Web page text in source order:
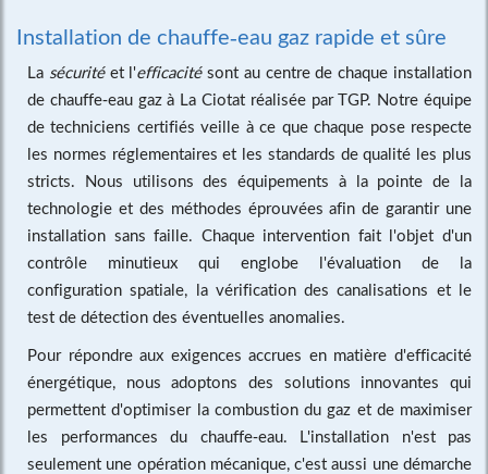
Installation de chauffe-eau gaz rapide et sûre
La sécuritéet l'efficacitésont au centre de chaque installation
de chauffe-eau gaz à La Ciotat réalisée par TGP. Notre équipe
de techniciens certifiés veille à ce que chaque pose respecte
les normes réglementaires et les standards de qualité les plus
stricts. Nous utilisons des équipements à la pointe de la
technologie et des méthodes éprouvées afin de garantir une
installation sans faille. Chaque intervention fait l'objet d'un
contrôle minutieux qui englobe l'évaluation de la
configuration spatiale, la vérification des canalisations et le
test de détection des éventuelles anomalies.
Pour répondre aux exigences accrues en matière d'efficacité
énergétique, nous adoptons des solutions innovantes qui
permettent d'optimiser la combustion du gaz et de maximiser
les performances du chauffe-eau. L'installation n'est pas
seulement une opération mécanique, c'est aussi une démarche